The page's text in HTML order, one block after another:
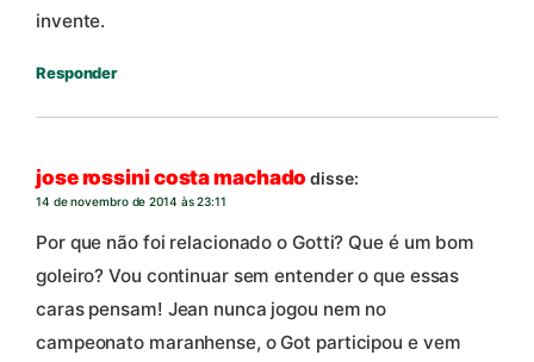
invente.
Responder
jose rossini costa machado disse:
14 de novembro de 2014 às 23:11
Por que não foi relacionado o Gotti? Que é um bom
goleiro? Vou continuar sem entender o que essas
caras pensam! Jean nunca jogou nem no
campeonato maranhense, o Got participou e vem